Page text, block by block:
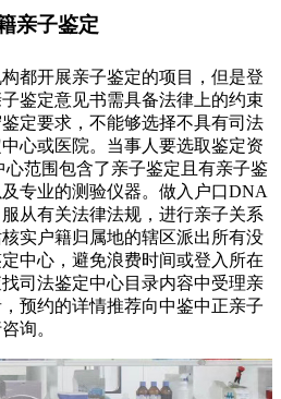
亲子鉴定
都开展亲子鉴定的项目，但是登
鉴定意见书需具备法律上的约束
定要求，不能够选择不具有司法
心或医院。当事人要选取鉴定资
范围包含了亲子鉴定且有亲子鉴
专业的测验仪器。做入户口DNA
从有关法律法规，进行亲子关系
实户籍归属地的辖区派出所有没
中心，避免浪费时间或登入所在
司法鉴定中心目录内容中受理亲
预约的详情推荐向中鉴中正亲子
询。